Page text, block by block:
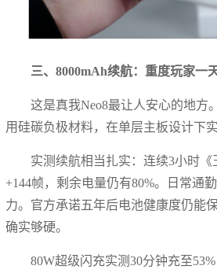
三、8000mAh续航：重度玩家一
这是真我Neo8最让人安心的地方
用硅碳负极材料，在单层主板设计下
实测续航相当扎实：连续3小时
+144帧，剩余电量仍有80%。日常通
力。官方承诺五年后电池健康度仍能
确实够硬。
80W超级闪充实测30分钟充至